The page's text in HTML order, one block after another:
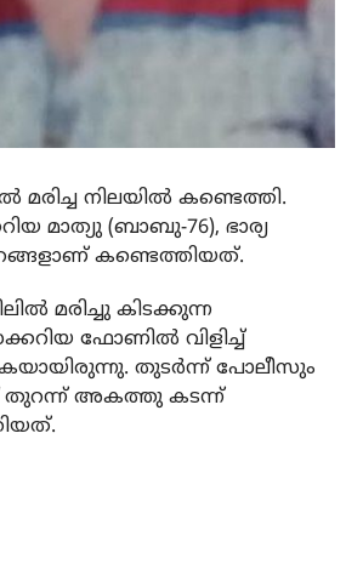
മരിച്ച നിലയില്‍ കണ്ടെത്തി.
മാത്യു (ബാബു-76), ഭാര്യ
കണ്ടെത്തിയത്.
മരിച്ചു കിടക്കുന്ന
ഫോണില്‍ വിളിച്ച്
തുടര്‍ന്ന് പോലീസും
തുറന്ന് അകത്തു കടന്ന്